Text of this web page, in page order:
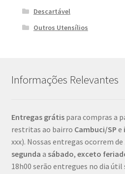
Descartável
Outros Utensílios
Informações Relevantes
Entregas grátis para compras a
restritas ao bairro Cambuci/SP e
xxx). Nossas entregas ocorrem de
segunda a sábado, exceto
18h00 serão entregues no dia útil